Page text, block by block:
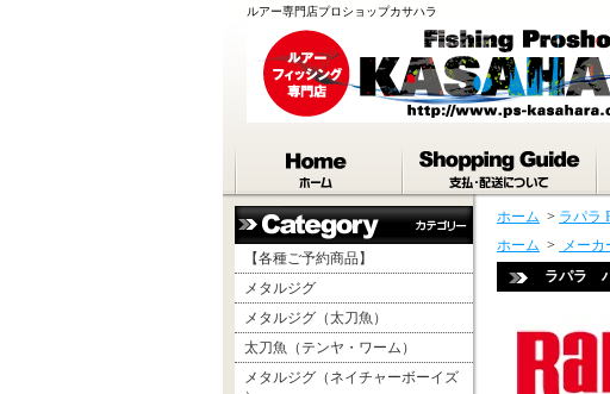
ルアー専門店プロショップカサハラ
【各種ご予約商品】
メタルジグ
メタルジグ（太刀魚）
太刀魚（テンヤ・ワーム）
メタルジグ（ネイチャーボーイズ
ホーム > ラパラ
ホーム > メーカ
ラパラ